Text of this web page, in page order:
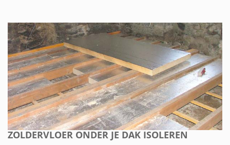
ZOLDERVLOER ONDER JE DAK ISOLEREN